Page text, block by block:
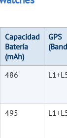
Capacidad
Batería
(mAh)
GPS
486
495